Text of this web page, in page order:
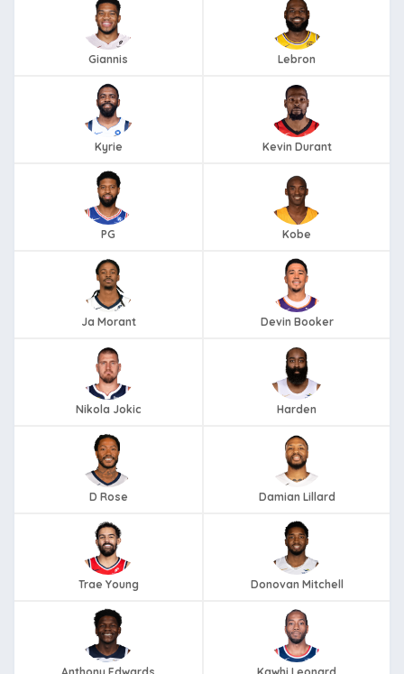
Giannis Lebron
Kyrie Kevin Durant
PG Kobe
Ja Morant Devin Booker
Nikola Jokic Harden
D Rose Damian Lillard
Trae Young Donovan Mitchell